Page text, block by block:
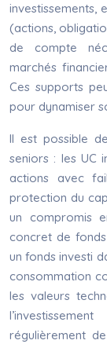
investissements,
(actions,
de compte
marchés
Ces supports
pour dynamiser
Il est possible
seniors : les UC
actions avec
protection du
un compromis
concret de
un fonds investi
consommation
les valeurs
régulièrement